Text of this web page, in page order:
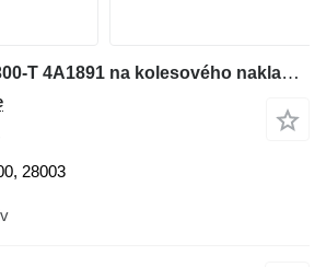
Motor Kubota V3300-T 4A1891 na kolesového nakladača Bobcat
28003